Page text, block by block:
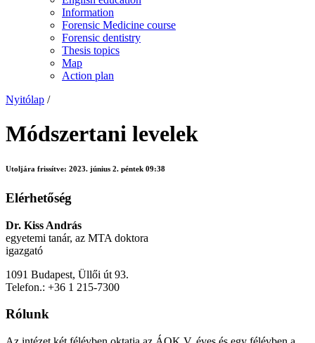
Information
Forensic Medicine course
Forensic dentistry
Thesis topics
Map
Action plan
Nyitólap /
Módszertani levelek
Utoljára frissítve: 2023. június 2. péntek 09:38
Elérhetőség
Dr. Kiss András
egyetemi tanár, az MTA doktora
igazgató
1091 Budapest, Üllői út 93.
Telefon.: +36 1 215-7300
Rólunk